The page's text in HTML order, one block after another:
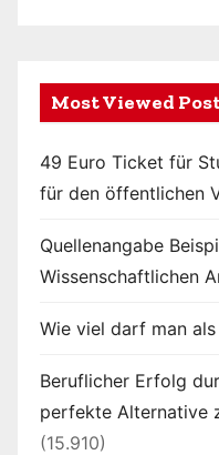
Most Viewed
49 Euro Ticket für
für den öffentlichen
Quellenangabe
Wissenschaftlichen
Wie viel darf man
Beruflicher Erfolg
perfekte Alternative
(15.910)